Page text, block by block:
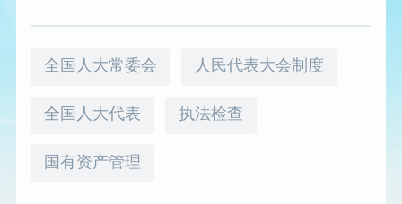
全国人大常委会 人民代表大会制度
全国人大代表 执法检查
国有资产管理